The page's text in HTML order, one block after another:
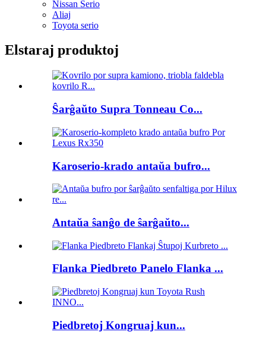
Nissan Serio
Aliaj
Toyota serio
Elstaraj produktoj
Ŝarĝaŭto Supra Tonneau Co...
Karoserio-krado antaŭa bufro...
Antaŭa ŝanĝo de ŝarĝaŭto...
Flanka Piedbreto Panelo Flanka ...
Piedbretoj Kongruaj kun...